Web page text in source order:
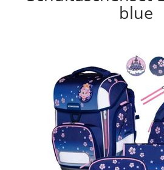
blue